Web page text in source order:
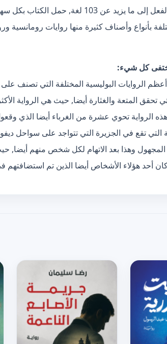
والتي ترجمت بالفعل إلى ما يزيد عن
بأنواع وأصناف كثيرة منها روايات رومانسية
كل شيء:
أعظم الروايات البوليسية المختلفة التي
تحقق المتعة والغثارة أيضا, حيث هي الرواية
هذه الرواية تحوي عشرة من الغرباء أيضا الذي
التي تقع في الجزيرة التي تتواجد على سواحل
وهذا بعد الاتهام لكل شخص منهم أيضا,
كان أحد هؤلاء الأشخاص أيضا الذين تم